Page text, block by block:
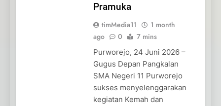
Pramuka
timMedia11
1 month
ago
0 7 mins
Purworejo, 24 Juni 2026 –
Gugus Depan Pangkalan
SMA Negeri 11 Purworejo
sukses menyelenggarakan
kegiatan Kemah dan